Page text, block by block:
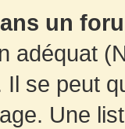
un
adéquat
se peut
Une